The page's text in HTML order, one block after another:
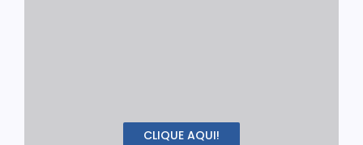
CLIQUE AQUI!